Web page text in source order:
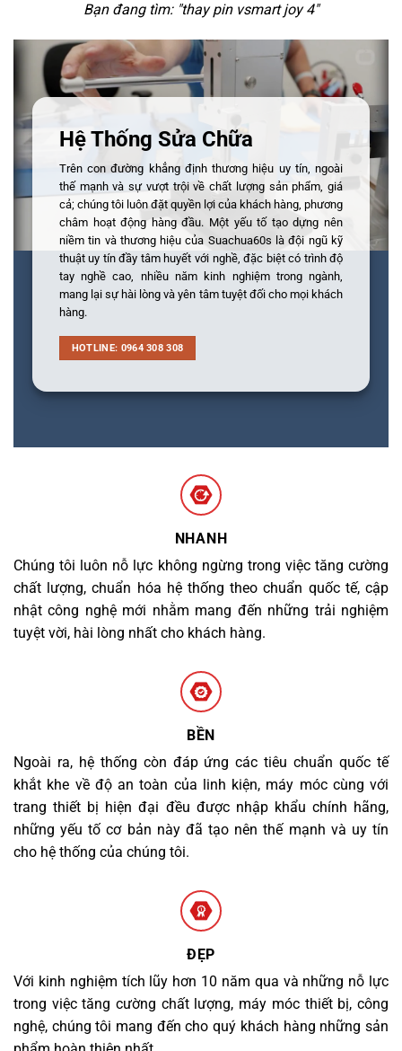
Bạn đang tìm: "thay pin vsmart joy 4"
Hệ Thống Sửa Chữa
Trên con đường khẳng định thương hiệu uy tín, ngoài
thế mạnh và sự vượt trội về chất lượng sản phẩm, giá
cả; chúng tôi luôn đặt quyền lợi của khách hàng, phương
châm hoạt động hàng đầu. Một yếu tố tạo dựng nên
niềm tin và thương hiệu của Suachua60s là đội ngũ kỹ
thuật uy tín đầy tâm huyết với nghề, đặc biệt có trình độ
tay nghề cao, nhiều năm kinh nghiệm trong ngành,
mang lại sự hài lòng và yên tâm tuyệt đối cho mọi khách
hàng.
HOTLINE: 0964 308 308
NHANH
Chúng tôi luôn nỗ lực không ngừng trong việc tăng cường
chất lượng, chuẩn hóa hệ thống theo chuẩn quốc tế, cập
nhật công nghệ mới nhằm mang đến những trải nghiệm
tuyệt vời, hài lòng nhất cho khách hàng.
BỀN
Ngoài ra, hệ thống còn đáp ứng các tiêu chuẩn quốc tế
khắt khe về độ an toàn của linh kiện, máy móc cùng với
trang thiết bị hiện đại đều được nhập khẩu chính hãng,
những yếu tố cơ bản này đã tạo nên thế mạnh và uy tín
cho hệ thống của chúng tôi.
ĐẸP
Với kinh nghiệm tích lũy hơn 10 năm qua và những nỗ lực
trong việc tăng cường chất lượng, máy móc thiết bị, công
nghệ, chúng tôi mang đến cho quý khách hàng những sản